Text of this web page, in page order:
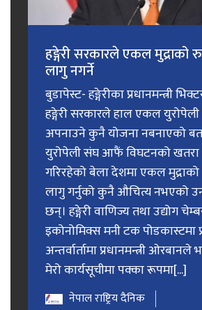
हङ्गेरी सरकारले एकल मुद्राको
लागु नगर्ने
बुडापेस्ट- हङ्गेरीका प्रधानमन्त्री
हङ्गेरी सरकारले हाल एकल युरोपेली
अपनाउने कुनै योजना नबनाएको
युरोपेली संघ आफैं विघटनको खतरा
गरिरहेको बेला देशमा एकल
लागु गर्नुको कुनै औचित्य नभएको
छन्। हङ्गेरी वाणिज्य तथा उद्योग
इकोनोमिक्स मनी टक पोडकास्टमा
अन्तर्वार्तामा प्रधानमन्त्री
मेरो कार्यसूचीमा पक्का रूपमा[...]
नेपाल राष्ट्रिय दैनिक